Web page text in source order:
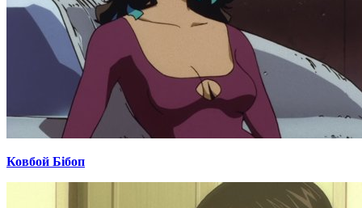
Ковбой Бібоп